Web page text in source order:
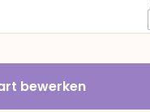
bewerken